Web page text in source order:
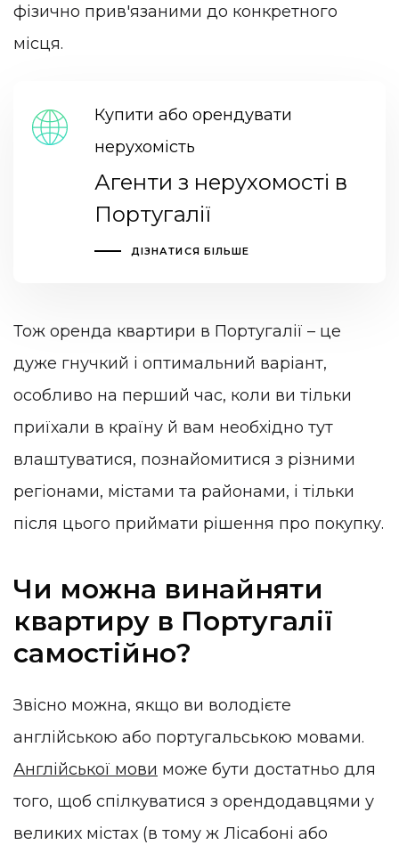
фізично прив'язаними до конкретного
місця.
Купити або орендувати
нерухомість
Агенти з нерухомості в
Португалії
ДІЗНАТИСЯ БІЛЬШЕ
Тож оренда квартири в Португалії – це
дуже гнучкий і оптимальний варіант,
особливо на перший час, коли ви тільки
приїхали в країну й вам необхідно тут
влаштуватися, познайомитися з різними
регіонами, містами та районами, і тільки
після цього приймати рішення про покупку.
Чи можна винайняти
квартиру в Португалії
самостійно?
Звісно можна, якщо ви володієте
англійською або португальською мовами.
Англійської мови може бути достатньо для
того, щоб спілкуватися з орендодавцями у
великих містах (в тому ж Лісабоні або